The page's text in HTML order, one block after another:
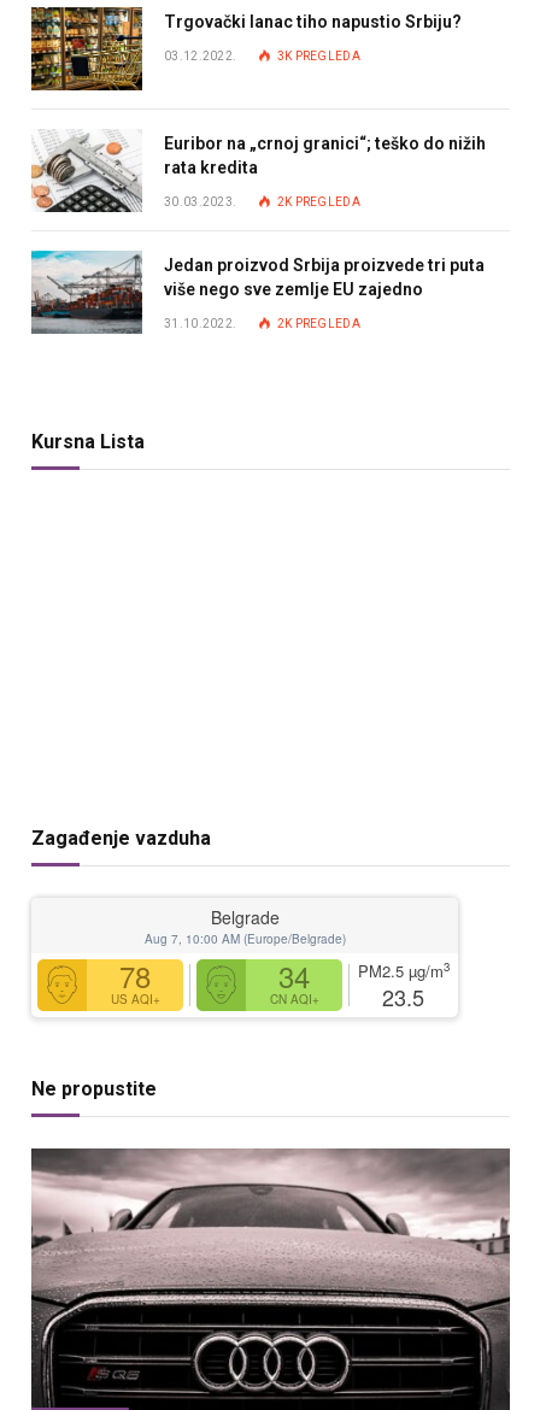
Trgovački lanac tiho napustio Srbiju?
03.12.2022. 3K PREGLEDA
Euribor na „crnoj granici“; teško do nižih
rata kredita
30.03.2023. 2K PREGLEDA
Jedan proizvod Srbija proizvede tri puta
više nego sve zemlje EU zajedno
31.10.2022. 2K PREGLEDA
Kursna Lista
Zagađenje vazduha
Belgrade
Aug 7, 10:00 AM (Europe/Belgrade)
78
US AQI+
34
CN AQI+
PM2.5 µg/m3
23.5
Ne propustite